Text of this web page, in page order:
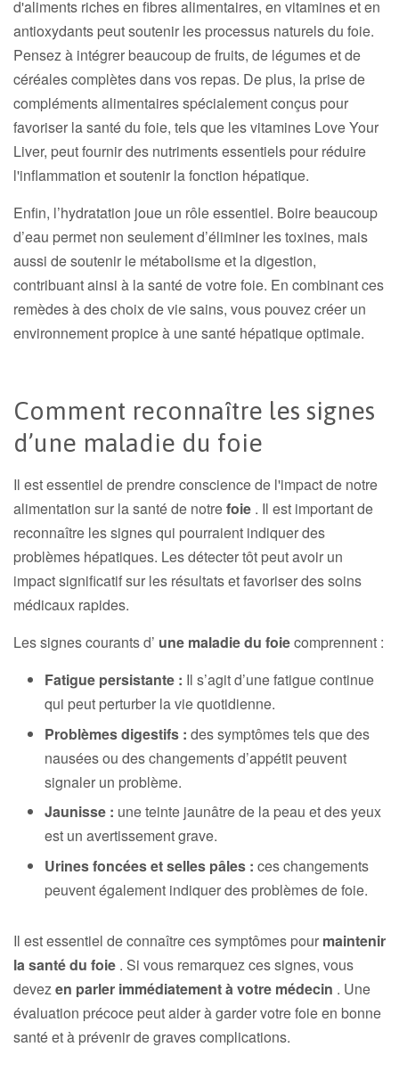
d'aliments riches en fibres alimentaires, en vitamines et en
antioxydants peut soutenir les processus naturels du foie.
Pensez à intégrer beaucoup de fruits, de légumes et de
céréales complètes dans vos repas. De plus, la prise de
compléments alimentaires spécialement conçus pour
favoriser la santé du foie, tels que les vitamines Love Your
Liver, peut fournir des nutriments essentiels pour réduire
l'inflammation et soutenir la fonction hépatique.
Enfin, l’hydratation joue un rôle essentiel. Boire beaucoup
d’eau permet non seulement d’éliminer les toxines, mais
aussi de soutenir le métabolisme et la digestion,
contribuant ainsi à la santé de votre foie. En combinant ces
remèdes à des choix de vie sains, vous pouvez créer un
environnement propice à une santé hépatique optimale.
Comment reconnaître les signes
d’une maladie du foie
Il est essentiel de prendre conscience de l'impact de notre
alimentation sur la santé de notrefoie . Il est important de
reconnaître les signes qui pourraient indiquer des
problèmes hépatiques. Les détecter tôt peut avoir un
impact significatif sur les résultats et favoriser des soins
médicaux rapides.
Les signes courants d’ une maladie du foiecomprennent :
Fatigue persistante : Il s’agit d’une fatigue continue
qui peut perturber la vie quotidienne.
Problèmes digestifs : des symptômes tels que des
nausées ou des changements d’appétit peuvent
signaler un problème.
Jaunisse : une teinte jaunâtre de la peau et des yeux
est un avertissement grave.
Urines foncées et selles pâles : ces changements
peuvent également indiquer des problèmes de foie.
Il est essentiel de connaître ces symptômes pour maintenir
la santé du foie . Si vous remarquez ces signes, vous
devez en parler immédiatement à votre médecin . Une
évaluation précoce peut aider à garder votre foie en bonne
santé et à prévenir de graves complications.